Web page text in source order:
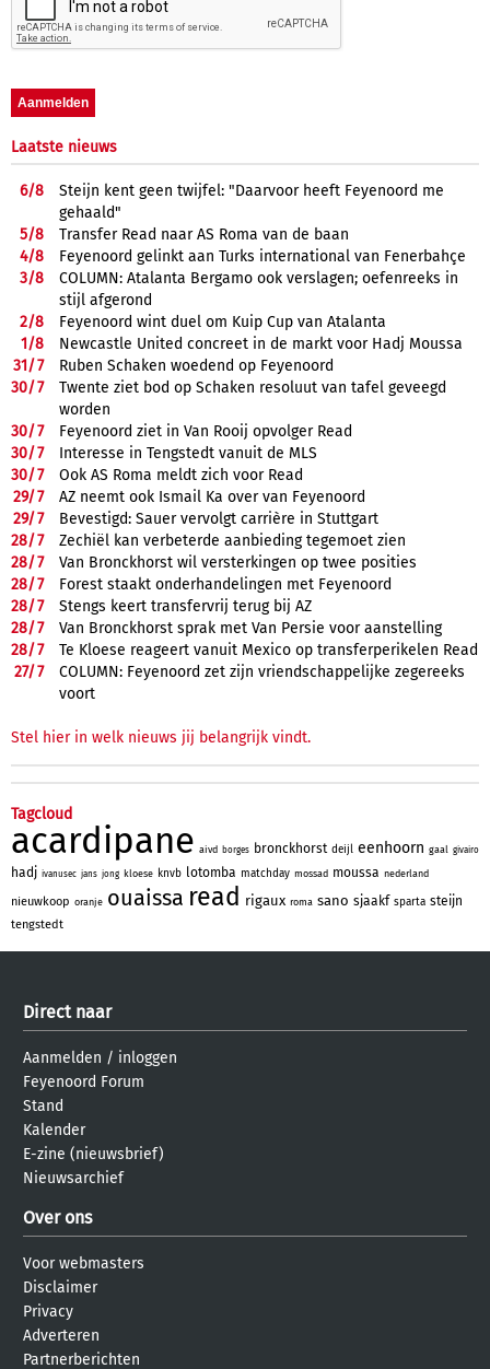
Laatste nieuws
6/8
Steijn kent geen twijfel: "Daarvoor heeft Feyenoord me
gehaald"
5/8
Transfer Read naar AS Roma van de baan
4/8
Feyenoord gelinkt aan Turks international van Fenerbahçe
3/8
COLUMN: Atalanta Bergamo ook verslagen; oefenreeks in
stijl afgerond
2/8
Feyenoord wint duel om Kuip Cup van Atalanta
1/8
Newcastle United concreet in de markt voor Hadj Moussa
31/7
Ruben Schaken woedend op Feyenoord
30/7
Twente ziet bod op Schaken resoluut van tafel geveegd
worden
30/7
Feyenoord ziet in Van Rooij opvolger Read
30/7
Interesse in Tengstedt vanuit de MLS
30/7
Ook AS Roma meldt zich voor Read
29/7
AZ neemt ook Ismail Ka over van Feyenoord
29/7
Bevestigd: Sauer vervolgt carrière in Stuttgart
28/7
Zechiël kan verbeterde aanbieding tegemoet zien
28/7
Van Bronckhorst wil versterkingen op twee posities
28/7
Forest staakt onderhandelingen met Feyenoord
28/7
Stengs keert transfervrij terug bij AZ
28/7
Van Bronckhorst sprak met Van Persie voor aanstelling
28/7
Te Kloese reageert vanuit Mexico op transferperikelen Read
27/7
COLUMN: Feyenoord zet zijn vriendschappelijke zegereeks
voort
Stel hier in welk nieuws jij belangrijk vindt.
Tagcloud
acardipane aivd borges bronckhorst deijl eenhoorn gaal givairo
hadj ivanusec jans jong kloese knvb lotomba matchday mossad moussa nederland
nieuwkoop oranje ouaissa read rigaux roma sano sjaakf sparta steijn
tengstedt
Direct naar
Aanmelden / inloggen
Feyenoord Forum
Stand
Kalender
E-zine (nieuwsbrief)
Nieuwsarchief
Over ons
Voor webmasters
Disclaimer
Privacy
Adverteren
Partnerberichten